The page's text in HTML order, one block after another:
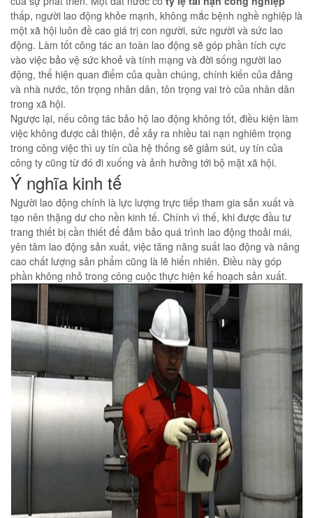
thấp, người lao động khỏe mạnh, không mắc bệnh nghề nghiệp là
một xã hội luôn đề cao giá trị con người, sức người và sức lao
động. Làm tốt công tác an toàn lao động sẽ góp phần tích cực
vào việc bảo vệ sức khoẻ và tính mạng và đời sống người lao
động, thể hiện quan điểm của quần chúng, chính kiến ​​của đảng
và nhà nước, tôn trọng nhân dân, tôn trọng vai trò của nhân dân
trong xã hội.
Ngược lại, nếu công tác bảo hộ lao động không tốt, điều kiện làm
việc không được cải thiện, để xảy ra nhiều tai nạn nghiêm trọng
trong công việc thì uy tín của hệ thống sẽ giảm sút, uy tín của
công ty cũng từ đó đi xuống và ảnh hưởng tới bộ mặt xã hội.
Ý nghĩa kinh tế
Người lao động chính là lực lượng trực tiếp tham gia sản xuất và
tạo nên thặng dư cho nền kinh tế. Chính vì thế, khi được đầu tư
trang thiết bị cần thiết để đảm bảo quá trình lao động thoải mái,
yên tâm lao động sản xuất, việc tăng năng suất lao động và nâng
cao chất lượng sản phẩm cũng là lẽ hiển nhiên. Điều này góp
phần không nhỏ trong công cuộc thực hiện kế hoạch sản xuất.